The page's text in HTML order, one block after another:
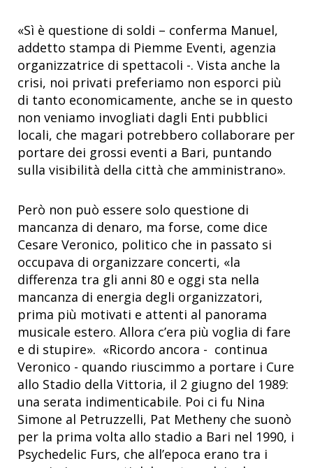
«Sì è questione di soldi – conferma Manuel,
addetto stampa di Piemme Eventi, agenzia
organizzatrice di spettacoli -. Vista anche la
crisi, noi privati preferiamo non esporci più
di tanto economicamente, anche se in questo
non veniamo invogliati dagli Enti pubblici
locali, che magari potrebbero collaborare per
portare dei grossi eventi a Bari, puntando
sulla visibilità della città che amministrano».
Però non può essere solo questione di
mancanza di denaro, ma forse, come dice
Cesare Veronico, politico che in passato si
occupava di organizzare concerti, «la
differenza tra gli anni 80 e oggi sta nella
mancanza di energia degli organizzatori,
prima più motivati e attenti al panorama
musicale estero. Allora c’era più voglia di fare
e di stupire». «Ricordo ancora - continua
Veronico - quando riuscimmo a portare i Cure
allo Stadio della Vittoria, il 2 giugno del 1989:
una serata indimenticabile. Poi ci fu Nina
Simone al Petruzzelli, Pat Metheny che suonò
per la prima volta allo stadio a Bari nel 1990, i
Psychedelic Furs, che all’epoca erano tra i